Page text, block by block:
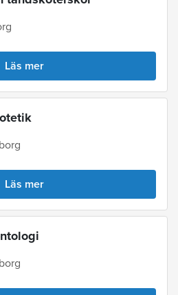
Läs mer
Läs mer